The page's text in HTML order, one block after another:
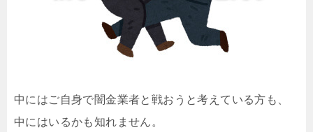
中にはご自身で闇金業者と戦おうと考えている方も、
中にはいるかも知れません。